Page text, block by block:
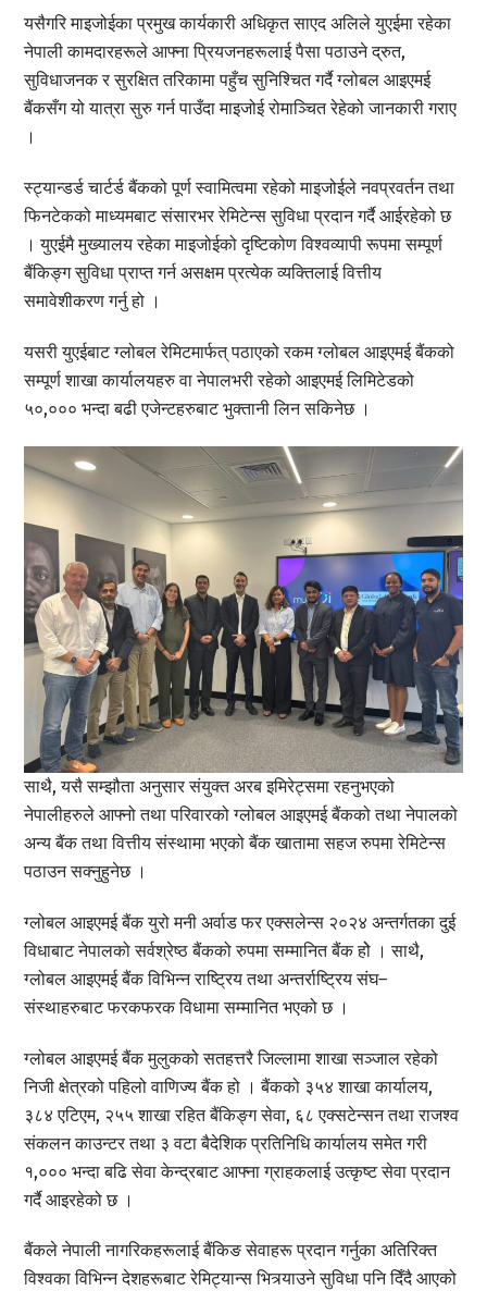
यसैगरि माइजोईका प्रमुख कार्यकारी अधिकृत साएद अलिले युएईमा रहेका
नेपाली कामदारहरूले आफ्ना प्रियजनहरूलाई पैसा पठाउने द्रुत,
सुविधाजनक र सुरक्षित तरिकामा पहुँच सुनिश्चित गर्दै ग्लोबल आइएमई
बैंकसँग यो यात्रा सुरु गर्न पाउँदा माइजोई रोमाञ्चित रेहेको जानकारी गराए
।
स्ट्यान्डर्ड चार्टर्ड बैंकको पूर्ण स्वामित्वमा रहेको माइजोईले नवप्रवर्तन तथा
फिनटेकको माध्यमबाट संसारभर रेमिटेन्स सुविधा प्रदान गर्दै आईरहेको छ
। युएईमै मुख्यालय रहेका माइजोईको दृष्टिकोण विश्वव्यापी रूपमा सम्पूर्ण
बैंकिङ्ग सुविधा प्राप्त गर्न असक्षम प्रत्येक व्यक्तिलाई वित्तीय
समावेशीकरण गर्नु हो ।
यसरी युएईबाट ग्लोबल रेमिटमार्फत् पठाएको रकम ग्लोबल आइएमई बैंकको
सम्पूर्ण शाखा कार्यालयहरु वा नेपालभरी रहेको आइएमई लिमिटेडको
५०,००० भन्दा बढी एजेन्टहरुबाट भुक्तानी लिन सकिनेछ ।
साथै, यसै सम्झौता अनुसार संयुक्त अरब इमिरेट्समा रहनुभएको
नेपालीहरुले आफ्नो तथा परिवारको ग्लोबल आइएमई बैंकको तथा नेपालको
अन्य बैंक तथा वित्तीय संस्थामा भएको बैंक खातामा सहज रुपमा रेमिटेन्स
पठाउन सक्नुहुनेछ ।
ग्लोबल आइएमई बैंक युरो मनी अर्वाड फर एक्सलेन्स २०२४ अन्तर्गतका दुई
विधाबाट नेपालको सर्वश्रेष्ठ बैंकको रुपमा सम्मानित बैंक होे । साथै,
ग्लोबल आइएमई बैंक विभिन्न राष्ट्रिय तथा अन्तर्राष्ट्रिय संघ–
संस्थाहरुबाट फरकफरक विधामा सम्मानित भएको छ ।
ग्लोबल आइएमई बैंक मुलुकको सतहत्तरै जिल्लामा शाखा सञ्जाल रहेको
निजी क्षेत्रको पहिलो वाणिज्य बैंक हो । बैंकको ३५४ शाखा कार्यालय,
३८४ एटिएम, २५५ शाखा रहित बैंकिङ्ग सेवा, ६८ एक्सटेन्सन तथा राजश्व
संकलन काउन्टर तथा ३ वटा बैदेशिक प्रतिनिधि कार्यालय समेत गरी
१,००० भन्दा बढि सेवा केन्द्रबाट आफ्ना ग्राहकलाई उत्कृष्ट सेवा प्रदान
गर्दै आइरहेको छ ।
बैंकले नेपाली नागरिकहरूलाई बैंकिङ सेवाहरू प्रदान गर्नुका अतिरिक्त
विश्वका विभिन्न देशहरूबाट रेमिट्यान्स भित्र्याउने सुविधा पनि दिँदै आएको